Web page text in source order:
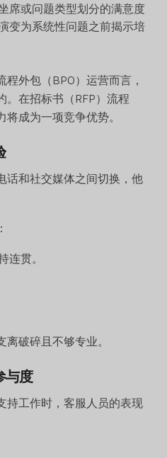
席或问题类型划分的满意度
变为系统性问题之前揭示培
外包（BPO）运营而言，
。在招标书（RFP）流程
成为一项竞争优势。
话和社交媒体之间切换，他
连贯。
破碎且不够专业。
与度
持工作时，客服人员的表现